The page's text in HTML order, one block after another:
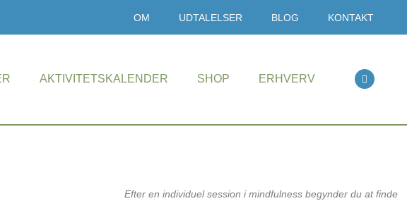
OM UDTALELSER BLOG KONTAKT
AKTIVITETSKALENDER SHOP ERHVERV
Efter en individuel session i mindfulness begynder du at finde